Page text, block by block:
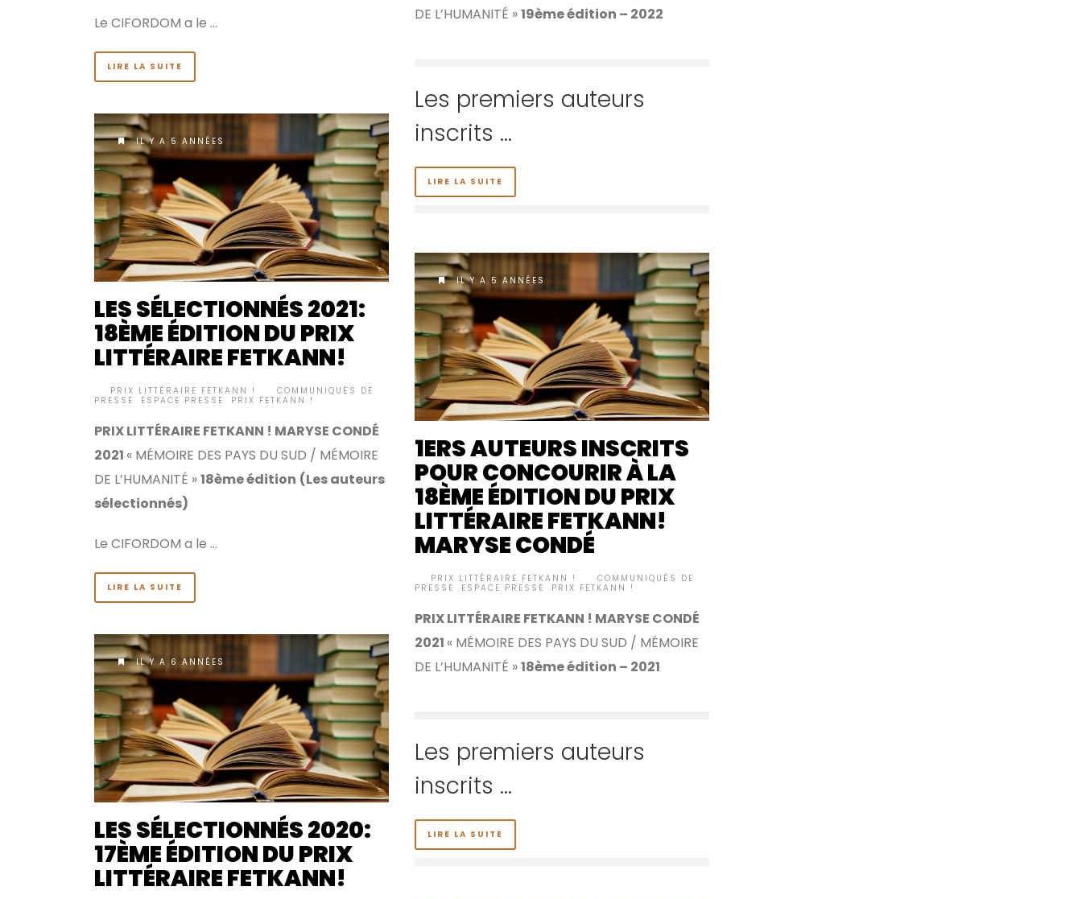
Le CIFORDOM a le …
LIRE LA SUITE
DE L’HUMANITÉ »19ème édition – 2022
Les premiers auteurs
inscrits …
LIRE LA SUITE
IL Y A 5 ANNÉES
LES SÉLECTIONNÉS 2021:
18ÈME ÉDITION DU PRIX
LITTÉRAIRE FETKANN!
PRIX LITTÉRAIRE FETKANN !
COMMUNIQUÉS DE
PRESSE
ESPACE PRESSE PRIX FETKANN !
PRIX LITTÉRAIRE FETKANN ! MARYSE CONDÉ
2021 « MÉMOIRE DES PAYS DU SUD / MÉMOIRE
DE L’HUMANITÉ »18ème édition (Les auteurs
sélectionnés)
Le CIFORDOM a le …
LIRE LA SUITE
IL Y A 5 ANNÉES
1ERS AUTEURS INSCRITS
POUR CONCOURIR À LA
18ÈME ÉDITION DU PRIX
LITTÉRAIRE FETKANN!
MARYSE CONDÉ
PRIX LITTÉRAIRE FETKANN !
COMMUNIQUÉS DE
PRESSE
ESPACE PRESSE PRIX FETKANN !
PRIX LITTÉRAIRE FETKANN ! MARYSE CONDÉ
2021 « MÉMOIRE DES PAYS DU SUD / MÉMOIRE
DE L’HUMANITÉ »18ème édition – 2021
Les premiers auteurs
inscrits …
LIRE LA SUITE
IL Y A 6 ANNÉES
LES SÉLECTIONNÉS 2020:
17ÈME ÉDITION DU PRIX
LITTÉRAIRE FETKANN!